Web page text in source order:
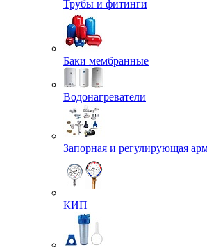
Трубы и фитинги
Баки мембранные
Водонагреватели
Запорная и регулирующая
КИП